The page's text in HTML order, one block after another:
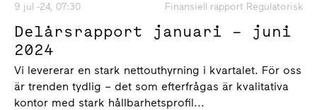
9 jul -24, 07:30 Finansiell rapport Regulatorisk
Delårsrapport januari – juni
2024
Vi levererar en stark nettouthyrning i kvartalet. För oss
är trenden tydlig – det som efterfrågas är kvalitativa
kontor med stark hållbarhetsprofil...